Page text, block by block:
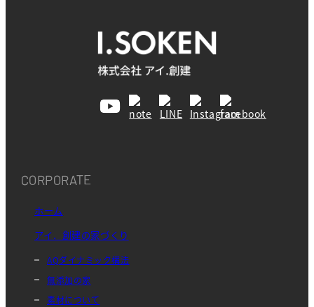
CORPORATE
ホーム
アイ．創建の家づくり
AQダイナミック構法
無添加の家
素材について